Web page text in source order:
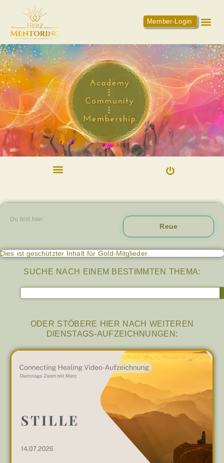
Member-Login
Du bist hier:
Reue
Dies ist geschützter Inhalt für Gold-Mitglieder.
SUCHE NACH EINEM BESTIMMTEN THEMA:
ODER STÖBERE HIER NACH WEITEREN
DIENSTAGS-AUFZEICHNUNGEN: